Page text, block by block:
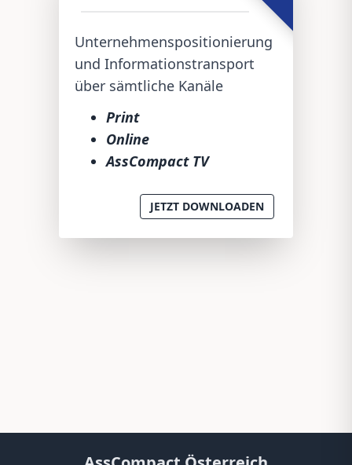
Unternehmenspositionierung
und Informationstransport
über sämtliche Kanäle
Print
Online
AssCompact TV
JETZT DOWNLOADEN